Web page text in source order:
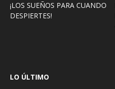
¡LOS SUEÑOS PARA CUANDO
DESPIERTES!
LO ÚLTIMO